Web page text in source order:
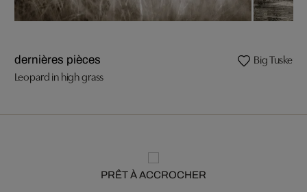
dernières pièces
Leopard in high grass
Big Tusker
PRÊT À ACCROCHER